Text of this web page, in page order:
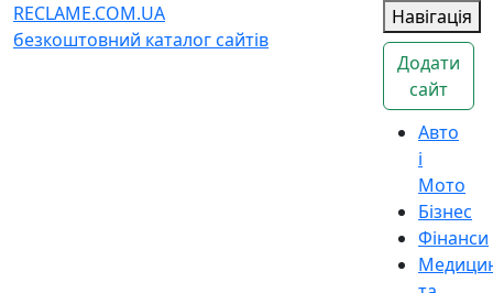
RECLAME.COM.UA
безкоштовний каталог сайтів
Навігація
Додати
сайт
Авто
і
Мото
Бізнес
Фінанси